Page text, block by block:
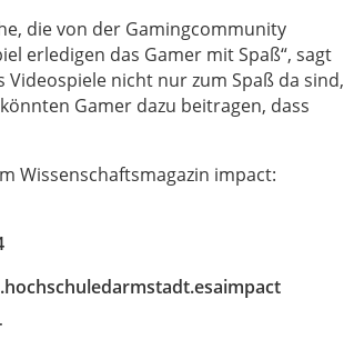
die von der Gamingcommunity
erledigen das Gamer mit Spaß“, sagt
Videospiele nicht nur zum Spaß da sind,
Gamer dazu beitragen, dass
Wissenschaftsmagazin impact: